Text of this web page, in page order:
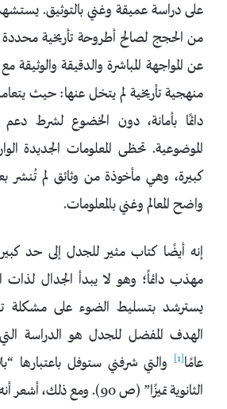
على دراسة عميقة وغني بالتوثيق.
من الحجج لصالح أطروحة تأريخية
عن المواجهة المباشرة والدقيقة
منهجية تأريخية لم يتخل عنها: حيث
دائمًا بأمانة، دون الخضوع لشرط دعم
الموضوعية. تحظى المعلومات الجديدة
كبيرة، وهي مأخوذة من وثائق لم تُنشر
واضح المعالم وغني بالمعلومات.
إنه أيضًا كتاب مثير للجدل إلى حد
مهذب دائماً؛ وهو لا يبدأ الجدال لذات
يسترشد بتسليط الضوء على مشكلة
الهدف المفضل للجدل هو الدراسة
عامًا[1]
والتي شرفني ستوفل باعتبارها
الثانوية تميزًا” (ص 90). ومع